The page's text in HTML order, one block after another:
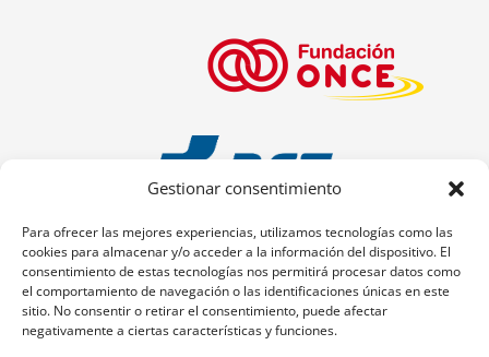
Gestionar consentimiento
Para ofrecer las mejores experiencias, utilizamos tecnologías como las
cookies para almacenar y/o acceder a la información del dispositivo. El
consentimiento de estas tecnologías nos permitirá procesar datos como
el comportamiento de navegación o las identificaciones únicas en este
sitio. No consentir o retirar el consentimiento, puede afectar
negativamente a ciertas características y funciones.